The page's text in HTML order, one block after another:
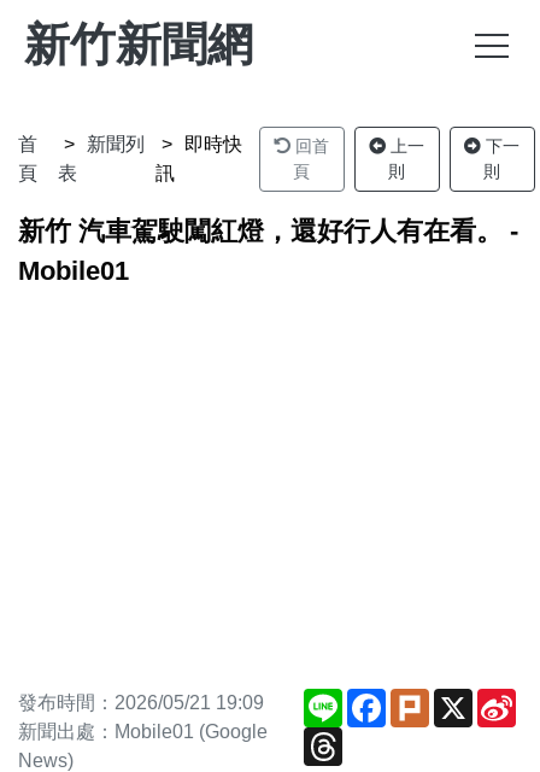
新竹新聞網
首
頁
新聞列
表
即時快
訊
回首
頁
上一
則
下一
則
新竹 汽車駕駛闖紅燈，還好行人有在看。 -
Mobile01
發布時間：2026/05/21 19:09
新聞出處：Mobile01 (Google
News)
Line Facebook
Plurk X